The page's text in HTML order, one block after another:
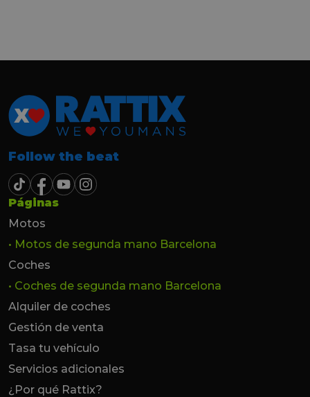
Follow the beat
Páginas
Motos
• Motos de segunda mano Barcelona
Coches
• Coches de segunda mano Barcelona
Alquiler de coches
Gestión de venta
Tasa tu vehículo
Servicios adicionales
¿Por qué Rattix?